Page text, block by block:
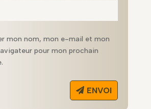
mon nom, mon e-mail et mon
pour mon prochain
ENVOI